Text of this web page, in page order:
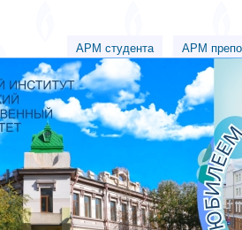
АРМ студента АРМ